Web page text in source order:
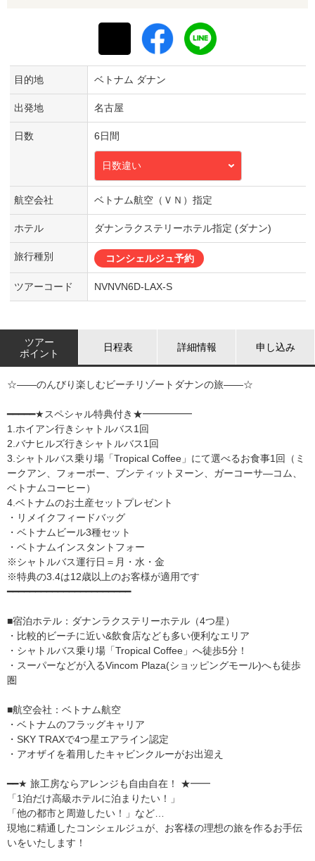
目的地 ベトナム ダナン
出発地 名古屋
日数 6日間
日数違い
航空会社 ベトナム航空（ＶＮ）指定
ホテル ダナンラクステリーホテル指定 (ダナン)
旅行種別 コンシェルジュ予約
ツアーコード NVNVN6D-LAX-S
ツアー
ポイント
日程表 詳細情報 申し込み
☆――のんびり楽しむビーチリゾートダナンの旅――☆
━━━━━★スペシャル特典付き★━━━━━
1.ホイアン行きシャトルバス1回
2.バナヒルズ行きシャトルバス1回
3.シャトルバス乗り場「Tropical Coffee」にて選べるお食事1回（ミ
ークアン、フォーボー、ブンティットヌーン、ガーコーサ―コム、
ベトナムコーヒー）
4.ベトナムのお土産セットプレゼント
・リメイクフィードバッグ
・ベトナムビール3種セット
・ベトナムインスタントフォー
※シャトルバス運行日＝月・水・金
※特典の3.4は12歳以上のお客様が適用です
━━━━━━━━━━━━━━━━━━━━━━
■宿泊ホテル：ダナンラクステリーホテル（4つ星）
・比較的ビーチに近い&飲食店なども多い便利なエリア
・シャトルバス乗り場「Tropical Coffee」へ徒歩5分！
・スーパーなどが入るVincom Plaza(ショッピングモール)へも徒歩
圏
■航空会社：ベトナム航空
・ベトナムのフラッグキャリア
・SKY TRAXで4つ星エアライン認定
・アオザイを着用したキャビンクルーがお出迎え
━━★ 旅工房ならアレンジも自由自在！ ★━━
「1泊だけ高級ホテルに泊まりたい！」
「他の都市と周遊したい！」など…
現地に精通したコンシェルジュが、お客様の理想の旅を作るお手伝
いをいたします！